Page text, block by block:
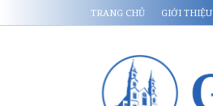
TRANG CHỦ GIỚI THIỆU